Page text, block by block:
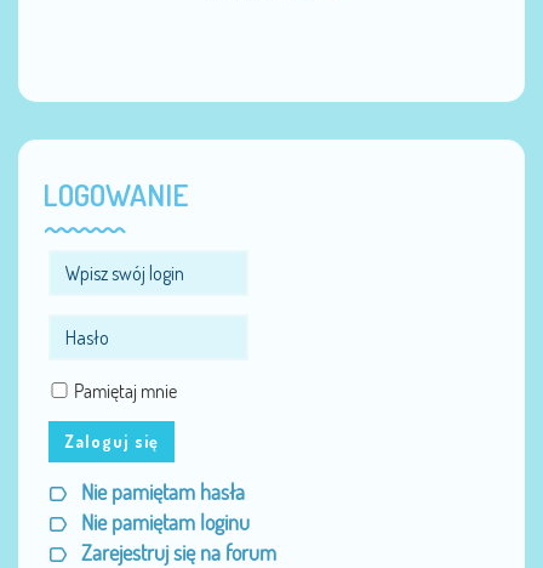
LOGOWANIE
Pamiętaj mnie
Zaloguj się
Nie pamiętam hasła
Nie pamiętam loginu
Zarejestruj się na forum